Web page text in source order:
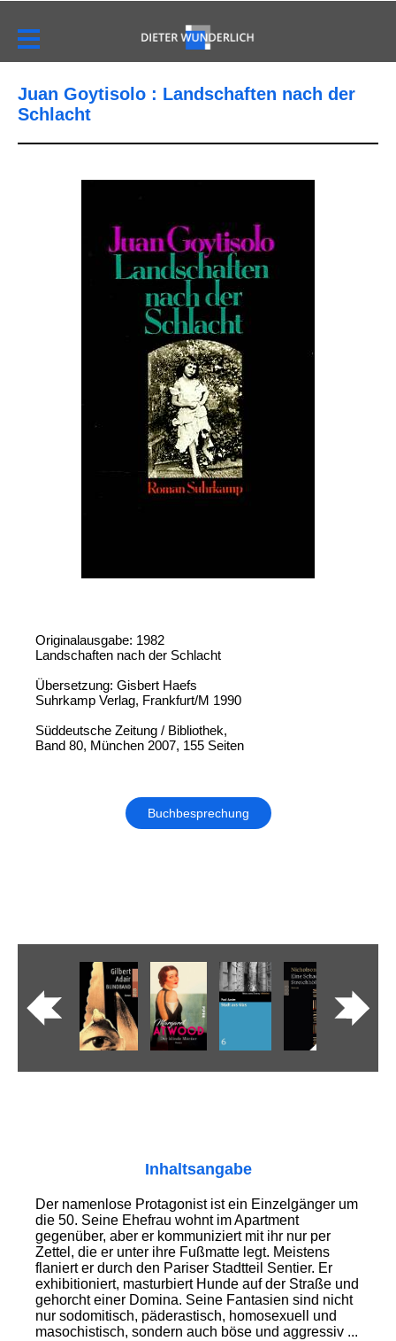
Juan Goytisolo : Landschaften nach der
Schlacht
Originalausgabe: 1982
Landschaften nach der Schlacht
Übersetzung: Gisbert Haefs
Suhrkamp Verlag, Frankfurt/M 1990
Süddeutsche Zeitung / Bibliothek,
Band 80, München 2007, 155 Seiten
Buchbesprechung
Inhaltsangabe
Der namenlose Protagonist ist ein Einzelgänger um
die 50. Seine Ehefrau wohnt im Apartment
gegenüber, aber er kommuniziert mit ihr nur per
Zettel, die er unter ihre Fußmatte legt. Meistens
flaniert er durch den Pariser Stadtteil Sentier. Er
exhibitioniert, masturbiert Hunde auf der Straße und
gehorcht einer Domina. Seine Fantasien sind nicht
nur sodomitisch, päderastisch, homosexuell und
masochistisch, sondern auch böse und aggressiv ...